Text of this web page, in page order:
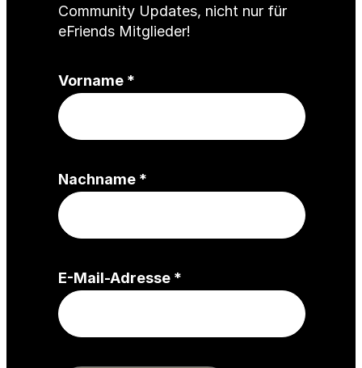
Community Updates, nicht nur für
eFriends Mitglieder!
Vorname (
l
c
f
l
*
Nachname (
l
c
f
*
E-Mail-Adresse (
l
*